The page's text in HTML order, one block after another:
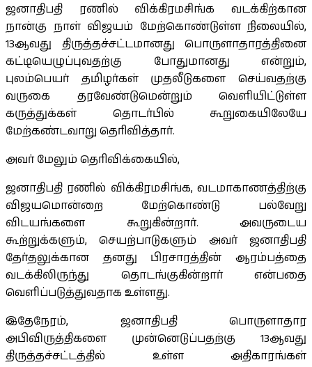
ஜனாதிபதி ரணில் விக்கிரமசிங்க வடக்கிற்கான
நான்கு நாள் விஜயம் மேற்கொண்டுள்ள நிலையில்,
13ஆவது திருத்தச்சட்டமானது பொருளாதாரத்தினை
கட்டியெழுப்புவதற்கு போதுமானது என்றும்,
புலம்பெயர் தமிழர்கள் முதலீடுகளை செய்வதற்கு
வருகை தரவேண்டுமென்றும் வெளியிட்டுள்ள
கருத்துக்கள் தொடர்பில் கூறுகையிலேயே
மேற்கண்டவாறு தெரிவித்தார்.
அவர் மேலும் தெரிவிக்கையில்,
ஜனாதிபதி ரணில் விக்கிரமசிங்க, வடமாகாணத்திற்கு
விஜயமொன்றை மேற்கொண்டு பல்வேறு
விடயங்களை கூறுகின்றார். அவருடைய
கூற்றுக்களும், செயற்பாடுகளும் அவர் ஜனாதிபதி
தேர்தலுக்கான தனது பிரசாரத்தின் ஆரம்பத்தை
வடக்கிலிருந்து தொடங்குகின்றார் என்பதை
வெளிப்படுத்துவதாக உள்ளது.
இதேநேரம், ஜனாதிபதி பொருளாதார
அபிவிருத்திகளை முன்னெடுப்பதற்கு 13ஆவது
திருத்தச்சட்டத்தில் உள்ள அதிகாரங்கள்